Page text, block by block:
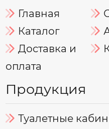
Главная
Каталог
Доставка и
оплата
Продукция
Туалетные